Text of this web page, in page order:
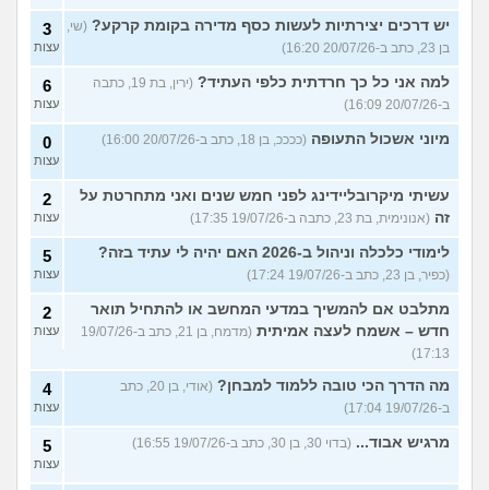
יש דרכים יצירתיות לעשות כסף מדירה בקומת קרקע? (שי,
בן 23, כתב ב-20/07/26 16:20)
3
עצות
למה אני כל כך חרדתית כלפי העתיד?
(ירין, בת 19, כתבה
ב-20/07/26 16:09)
6
עצות
מיוני אשכול התעופה (ככככ, בן 18, כתב ב-20/07/26 16:00) 0
עצות
עשיתי מיקרובליידינג לפני חמש שנים ואני מתחרטת על
זה (אנונימית, בת 23, כתבה ב-19/07/26 17:35)
2
עצות
לימודי כלכלה וניהול ב-2026 האם יהיה לי עתיד בזה?
(כפיר, בן 23, כתב ב-19/07/26 17:24)
5
עצות
מתלבט אם להמשיך במדעי המחשב או להתחיל תואר
חדש – אשמח לעצה אמיתית
(מדמח, בן 21, כתב ב-19/07/26
17:13)
2
עצות
מה הדרך הכי טובה ללמוד למבחן?
(אודי, בן 20, כתב
ב-19/07/26 17:04)
4
עצות
מרגיש אבוד... (בדוי 30, בן 30, כתב ב-19/07/26 16:55) 5
עצות